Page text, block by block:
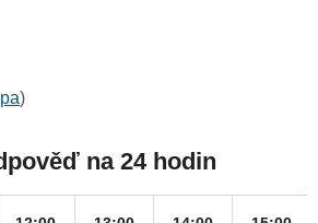
)
na 24 hodin